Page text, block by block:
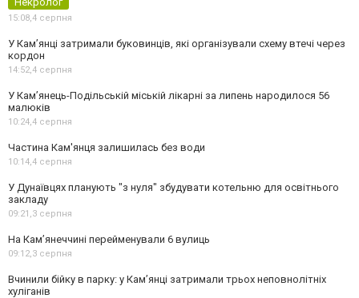
15:08,4 серпня
У Кам’янці затримали буковинців, які організували схему втечі через
кордон
14:52,4 серпня
У Кам’янець-Подільській міській лікарні за липень народилося 56
малюків
10:24,4 серпня
Частина Кам'янця залишилась без води
10:14,4 серпня
У Дунаївцях планують "з нуля" збудувати котельню для освітнього
закладу
09:21,3 серпня
На Камʼянеччині перейменували 6 вулиць
09:12,3 серпня
Вчинили бійку в парку: у Кам’янці затримали трьох неповнолітніх
хуліганів